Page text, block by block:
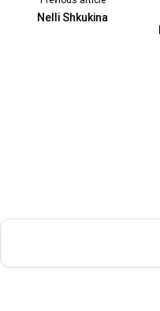
Nelli Shkukina